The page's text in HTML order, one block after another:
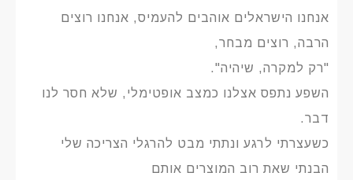
אנחנו הישראלים אוהבים להעמיס, אנחנו רוצים
הרבה, רוצים מבחר,
"רק למקרה, שיהיה".
השפע נתפס אצלנו כמצב אופטימלי, שלא חסר לנו
דבר.
כשעצרתי לרגע ונתתי מבט להרגלי הצריכה שלי
הבנתי שאת רוב המוצרים אותם